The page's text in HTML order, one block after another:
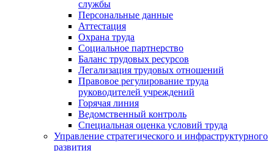
службы
Персональные данные
Аттестация
Охрана труда
Социальное партнерство
Баланс трудовых ресурсов
Легализация трудовых отношений
Правовое регулирование труда
руководителей учреждений
Горячая линия
Ведомственный контроль
Специальная оценка условий труда
Управление стратегического и инфраструктурного
развития